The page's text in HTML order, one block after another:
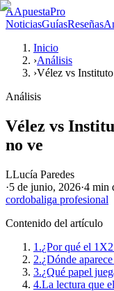
AApuestaPro
NoticiasGuíasReseñas
Inicio
›Análisis
›Vélez vs
Análisis
Vélez vs
no ve
LLucía Paredes
·5 de junio, 2026·4 min
cordobaliga profesional
Contenido del artículo
1.¿Por qué el
2.¿Dónde
3.¿Qué papel
4.La lectura que